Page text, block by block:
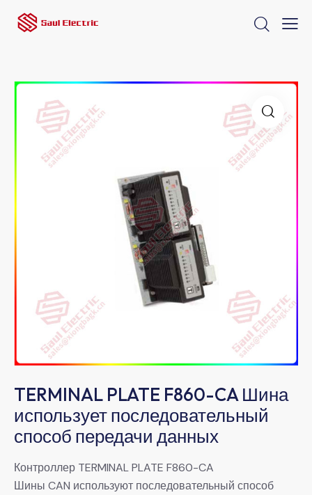
TERMINAL PLATE F860-CA Шина
использует последовательный
способ передачи данных
Контроллер TERMINAL PLATE F860-CA
Шины CAN используют последовательный способ